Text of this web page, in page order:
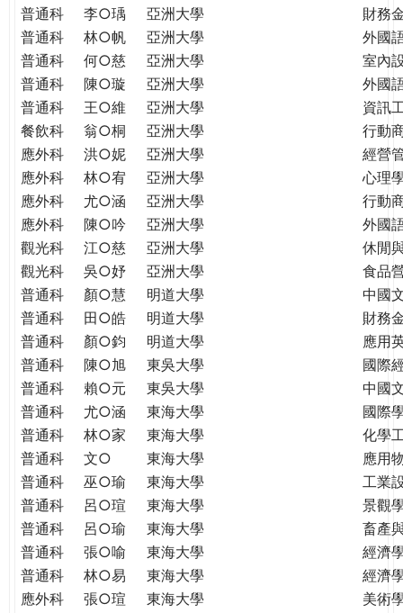
普通科
李○瑀 亞洲大學
財務
普通科
林○帆 亞洲大學
外國
普通科
何○慈 亞洲大學
室內
普通科
陳○璇 亞洲大學
外國
普通科
王○維 亞洲大學
資訊
餐飲科
翁○桐 亞洲大學
行動
應外科
洪○妮 亞洲大學
經營
應外科
林○宥 亞洲大學
心理
應外科
尤○涵 亞洲大學
行動
應外科
陳○吟 亞洲大學
外國
觀光科
江○慈 亞洲大學
休閒
觀光科
吳○妤 亞洲大學
食品
普通科
顏○慧 明道大學
中國
普通科
田○皓 明道大學
財務
普通科
顏○鈞 明道大學
應用
普通科
陳○旭 東吳大學
國際
普通科
賴○元 東吳大學
中國
普通科
尤○涵 東海大學
國際
普通科
林○家 東海大學
化學
普通科
文○ 東海大學
應用
普通科
巫○瑜 東海大學
工業
普通科
呂○瑄 東海大學
景觀
普通科
呂○瑜 東海大學
畜產
普通科
張○喻 東海大學
經濟
普通科
林○易 東海大學
經濟
應外科
張○瑄 東海大學
美術